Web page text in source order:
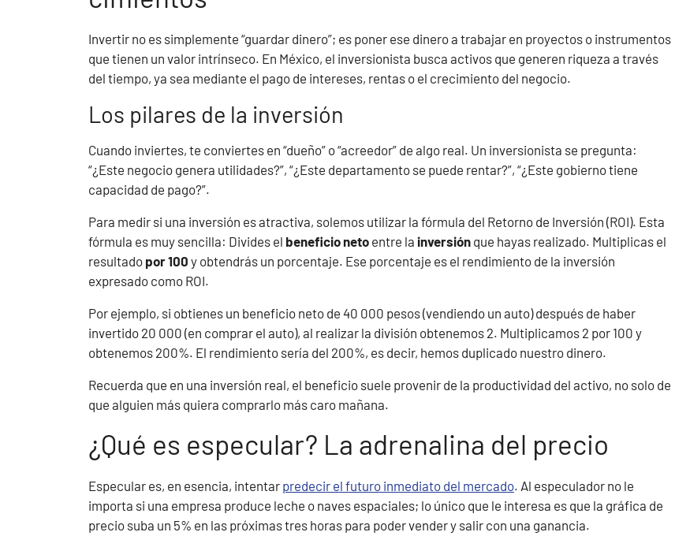
Invertir no es simplemente “guardar dinero”; es poner ese dinero a trabajar en proyectos o instrumentos
que tienen un valor intrínseco. En México, el inversionista busca activos que generen riqueza a través
del tiempo, ya sea mediante el pago de intereses, rentas o el crecimiento del negocio.
Los pilares de la inversión
Cuando inviertes, te conviertes en “dueño” o “acreedor” de algo real. Un inversionista se pregunta:
“¿Este negocio genera utilidades?”, “¿Este departamento se puede rentar?”, “¿Este gobierno tiene
capacidad de pago?”.
Para medir si una inversión es atractiva, solemos utilizar la fórmula del Retorno de Inversión (ROI). Esta
fórmula es muy sencilla: Divides el beneficio neto entre la inversión que hayas realizado. Multiplicas el
resultado por 100 y obtendrás un porcentaje. Ese porcentaje es el rendimiento de la inversión
expresado como ROI.
Por ejemplo, si obtienes un beneficio neto de 40 000 pesos (vendiendo un auto) después de haber
invertido 20 000 (en comprar el auto), al realizar la división obtenemos 2. Multiplicamos 2 por 100 y
obtenemos 200%. El rendimiento sería del 200%, es decir, hemos duplicado nuestro dinero.
Recuerda que en una inversión real, el beneficio suele provenir de la productividad del activo, no solo de
que alguien más quiera comprarlo más caro mañana.
¿Qué es especular? La adrenalina del precio
Especular es, en esencia, intentar predecir el futuro inmediato del mercado. Al especulador no le
importa si una empresa produce leche o naves espaciales; lo único que le interesa es que la gráfica de
precio suba un 5% en las próximas tres horas para poder vender y salir con una ganancia.